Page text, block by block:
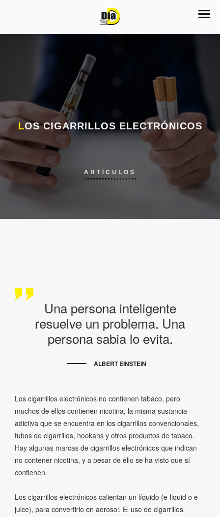
LOS CIGARRILLOS ELECTRÓNICOS
ARTÍCULOS
Una persona inteligente
resuelve un problema. Una
persona sabia lo evita.
ALBERT EINSTEIN
Los cigarrillos electrónicos no contienen tabaco, pero
muchos de ellos contienen nicotina, la misma sustancia
adictiva que se encuentra en los cigarrillos convencionales,
tubos de cigarrillos, hookahs y otros productos de tabaco.
Hay algunas marcas de cigarrillos electrónicos que indican
no contener nicotina, y a pesar de ello se ha visto que sí
contienen.
Los cigarrillos electrónicos calientan un líquido (e-liquid o e-
juice), para convertirlo en aerosol. El uso de cigarrillos